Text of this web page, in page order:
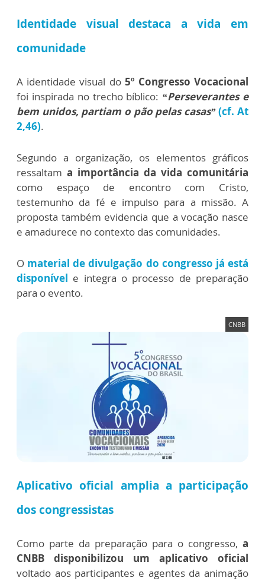
Identidade visual destaca a vida em
comunidade
A identidade visual do 5º Congresso Vocacional
foi inspirada no trecho bíblico: “Perseverantes e
bem unidos, partiam o pão pelas casas” (cf. At
2,46).
Segundo a organização, os elementos gráficos
ressaltam a importância da vida comunitária
como espaço de encontro com Cristo,
testemunho da fé e impulso para a missão. A
proposta também evidencia que a vocação nasce
e amadurece no contexto das comunidades.
O material de divulgação do congresso já está
disponível e integra o processo de preparação
para o evento.
CNBB
Aplicativo oficial amplia a participação
dos congressistas
Como parte da preparação para o congresso, a
CNBB disponibilizou um aplicativo oficial
voltado aos participantes e agentes da animação